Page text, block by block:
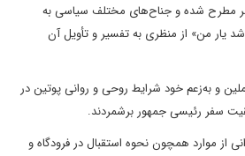
مطرح شده و جناح‌های مختلف سیاسی به
من» از منظری به تفسیر و تأویل آن
و به‌زعم خود شرایط روحی و روانی پوتین در
سفر رئیسی جمهور برشمردند.
از موارد همچون نحوه استقبال در فرودگاه و